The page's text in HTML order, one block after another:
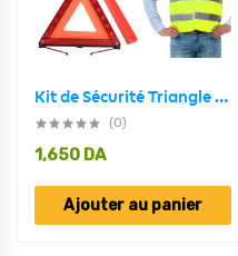
Kit de Sécurité Triangle Et Gilet De Signalisation De Secours
(0)
1,650 DA
Ajouter au panier